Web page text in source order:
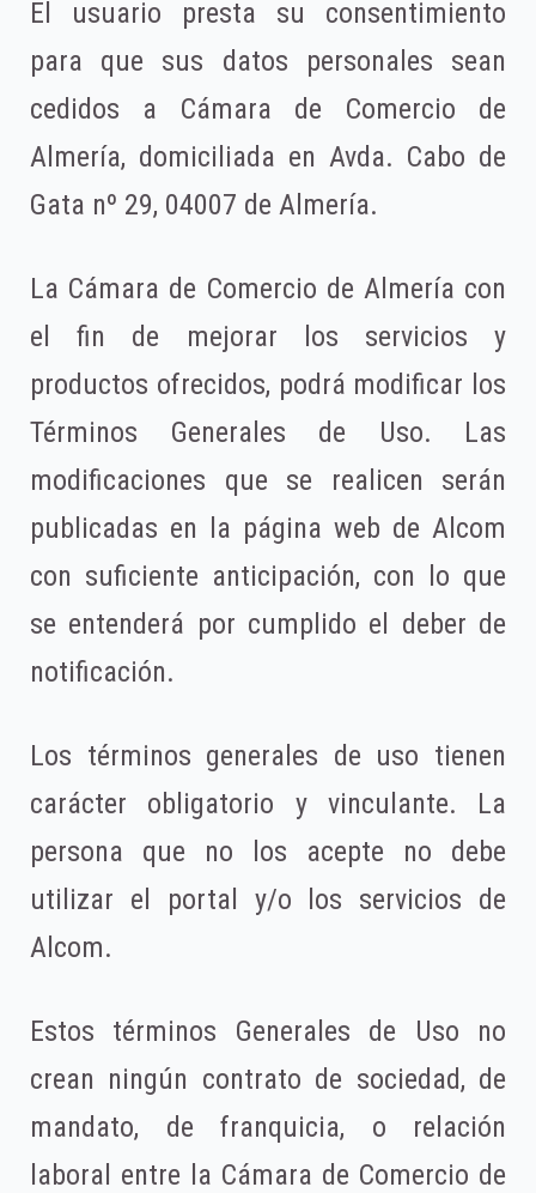
El usuario presta su consentimiento
para que sus datos personales sean
cedidos a Cámara de Comercio de
Almería, domiciliada en Avda. Cabo de
Gata nº 29, 04007 de Almería.
La Cámara de Comercio de Almería con
el fin de mejorar los servicios y
productos ofrecidos, podrá modificar los
Términos Generales de Uso. Las
modificaciones que se realicen serán
publicadas en la página web de Alcom
con suficiente anticipación, con lo que
se entenderá por cumplido el deber de
notificación.
Los términos generales de uso tienen
carácter obligatorio y vinculante. La
persona que no los acepte no debe
utilizar el portal y/o los servicios de
Alcom.
Estos términos Generales de Uso no
crean ningún contrato de sociedad, de
mandato, de franquicia, o relación
laboral entre la Cámara de Comercio de